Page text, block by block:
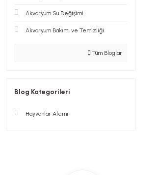
Akvaryum Su Değişimi
Akvaryum Bakımı ve Temizliği
Tüm Bloglar
Blog Kategorileri
Hayvanlar Alemi